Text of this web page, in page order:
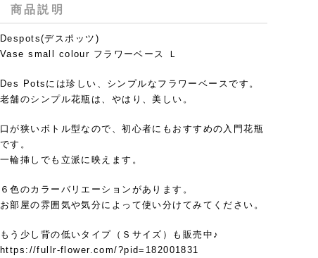
商品説明
Despots(デスポッツ)
Vase small colour フラワーベース Ｌ
Des Potsには珍しい、シンプルなフラワーベースです。
老舗のシンプル花瓶は、やはり、美しい。
口が狭いボトル型なので、初心者にもおすすめの入門花瓶
です。
一輪挿しでも立派に映えます。
６色のカラーバリエーションがあります。
お部屋の雰囲気や気分によって使い分けてみてください。
もう少し背の低いタイプ（Ｓサイズ）も販売中♪
https://fullr-flower.com/?pid=182001831